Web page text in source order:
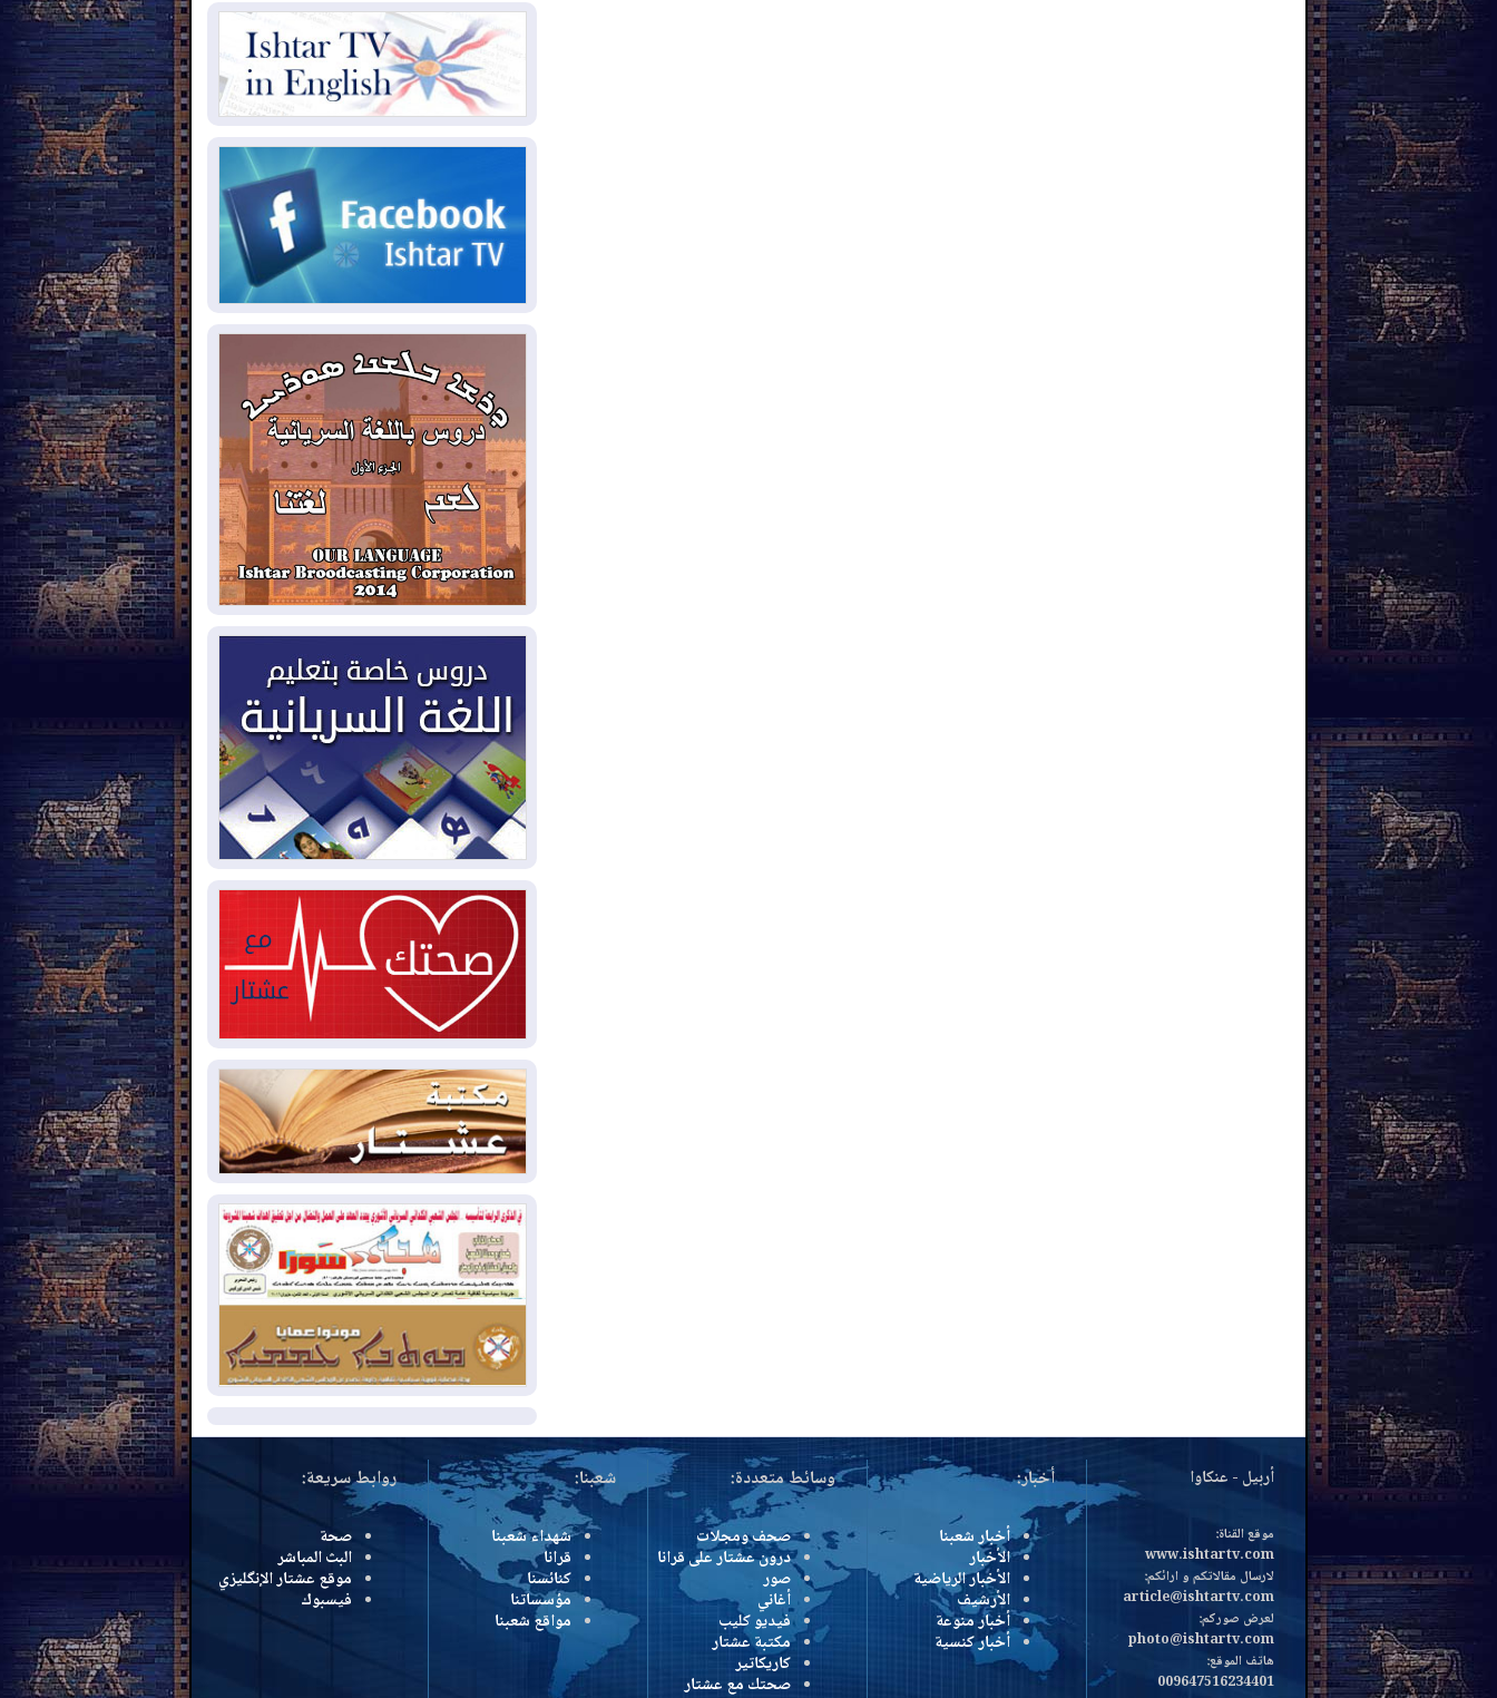
2026-08-05
لمدة عام.. بدء توريد 100
مليون قدم مكعب يومياً من غاز كورمور في
إقليم كوردستان إلى وزارة الكهرباء العراقية
ملامح أخطر التحديات التي تواجه العراق
2026-08-05
حرائق فرنسا.. توقيف 402
شخص بينهم 156 قاصرا منذ بداية موسم
الحرائق
2026-08-04سومو: إنتاج النفط في إقليم
كوردستان انخفض إلى أقل من 10%
2026-08-04ملفات حقبة الكاظمي تعود إلى
الواجهة.. أنباء عن مراجعات قضائية
وتحقيقات أوسع في قضايا فساد
2026-08-04
بيترو يشكو تزوير الانتخابات
الرئاسية ويحذر من "حرب أهلية" في
كولومبيا
2026-08-03رئيس إقليم كوردستان في
2026-08-03العراق يؤكد مجدداً التزامه
بمنع الهجمات على الدول المجاورة
2026-08-03العجز والاقتراض يطوقان
المالية العراقية.. اقتراض يتجاوز 3 تريليونات
دينار!
2026-08-03كوبا تغرق في الظلام مجددا
2026-08-03
أوامر بإجلاء 60 ألف شخص
بسبب الحرائق في ولاية واشنطن
2026-08-02
مشروع "حسابي" يُمهل
الموظفين حتى نهاية أغسطس لاستلام
بطاقاتهم المصرفية
2026-08-02دمشق وعمّان تحذران بغداد:
أي هجوم من أراضي العراق سيواجه برد
2026-08-02ترامب: الولايات المتحدة
وإسرائيل تعلقان شن ضربات على إيران
2026-08-01تقرير: الولايات المتحدة تسحب
منظومة باتريوت الدفاعية من أربيل
2026-08-01
النفط: اتفاقية ثلاثية لاستئناف
التصدير عبر جيهان بطاقة 750 ألف برميل
يومياً
المزيد
أربيل - عنكاوا
موقع القناة:
www.ishtartv.com
لارسال مقالاتكم و ارائكم:
article@ishtartv.com
لعرض صوركم:
photo@ishtartv.com
هاتف الموقع:
009647516234401
أخبار:
أخبار شعبنا
الأخبار
الأخبار الرياضية
الأرشيف
أخبار منوعة
أخبار كنسية
وسائط متعددة:
صحف ومجلات
درون عشتار على قرانا
صور
أغاني
فيديو كليب
مكتبة عشتار
كاريكاتير
صحتك مع عشتار
شعبنا:
شهداء شعبنا
قرانا
كنائسنا
مؤسساتنا
مواقع شعبنا
روابط سريعة:
صحة
البث المباشر
موقع عشتار الإنگليزي
فيسبوك